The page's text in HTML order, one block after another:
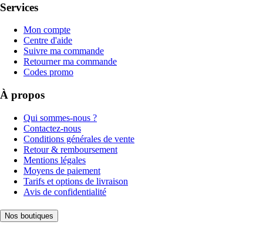
Services
Mon compte
Centre d'aide
Suivre ma commande
Retourner ma commande
Codes promo
À propos
Qui sommes-nous ?
Contactez-nous
Conditions générales de vente
Retour & remboursement
Mentions légales
Moyens de paiement
Tarifs et options de livraison
Avis de confidentialité
Nos boutiques